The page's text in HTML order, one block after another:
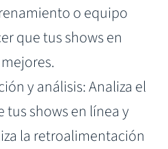
o equipo
que tus shows en
y análisis: Analiza el
shows en línea y
la retroalimentación